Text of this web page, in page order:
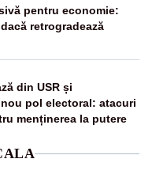
pentru economie:
retrogradează
din USR și
pol electoral: atacuri
menținerea la putere